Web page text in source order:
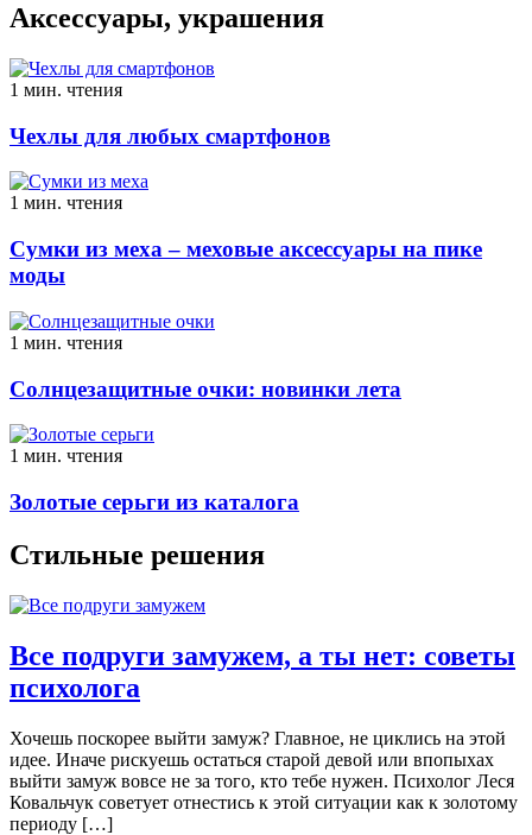
Аксессуары, украшения
1 мин. чтения
Чехлы для любых смартфонов
1 мин. чтения
Сумки из меха – меховые аксессуары на пике
моды
1 мин. чтения
Солнцезащитные очки: новинки лета
1 мин. чтения
Золотые серьги из каталога
Стильные решения
Все подруги замужем, а ты нет: советы
психолога
Хочешь поскорее выйти замуж? Главное, не циклись на этой
идее. Иначе рискуешь остаться старой девой или впопыхах
выйти замуж вовсе не за того, кто тебе нужен. Психолог Леся
Ковальчук советует отнестись к этой ситуации как к золотому
периоду […]